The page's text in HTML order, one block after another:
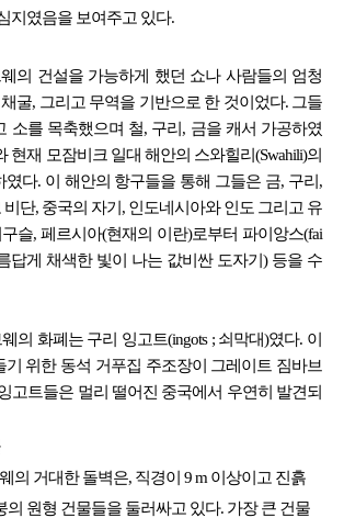
지였음을 보여주고 있다.
의 건설을 가능하게 했던 쇼나 사람들의 엄청
굴, 그리고 무역을 기반으로 한 것이었다. 그들
소를 목축했으며 철, 구리, 금을 캐서 가공하였
현재 모잠비크 일대 해안의 스와힐리(Swahili)의
였다. 이 해안의 항구들을 통해 그들은 금, 구리,
단, 중국의 자기, 인도네시아와 인도 그리고 유
슬, 페르시아(현재의 이란)로부터 파이앙스(fai
답게 채색한 빛이 나는 값비싼 도자기) 등을 수
의 화폐는 구리 잉고트(ingots ; 쇠막대)였다. 이
기 위한 동석 거푸집 주조장이 그레이트 짐바브
고트들은 멀리 떨어진 중국에서 우연히 발견되
의 거대한 돌벽은, 직경이 9 m 이상이고 진흙
의 원형 건물들을 둘러싸고 있다. 가장 큰 건물